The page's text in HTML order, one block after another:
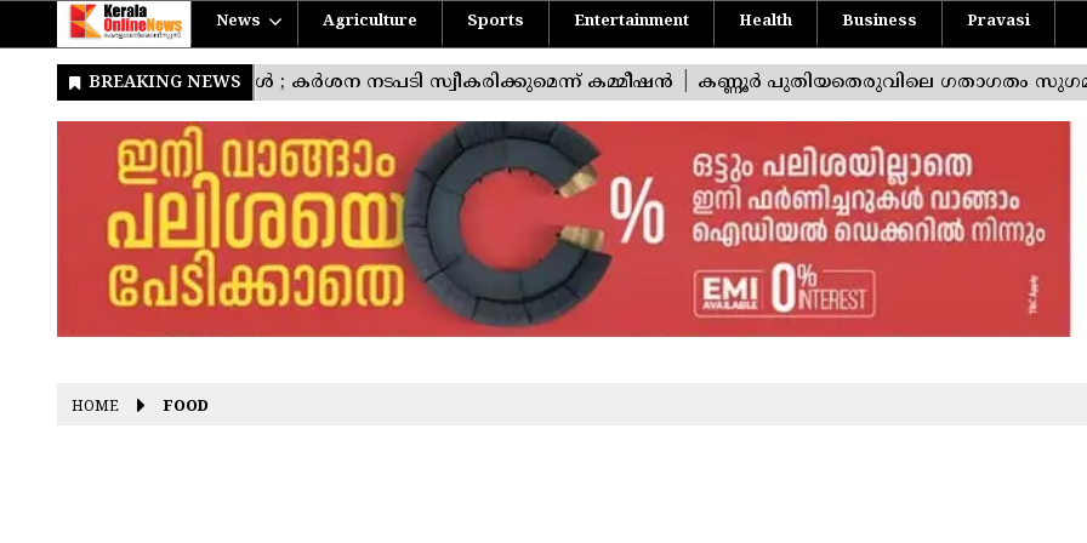
News Agriculture Sports Entertainment Health Business Pravasi
HOME FOOD